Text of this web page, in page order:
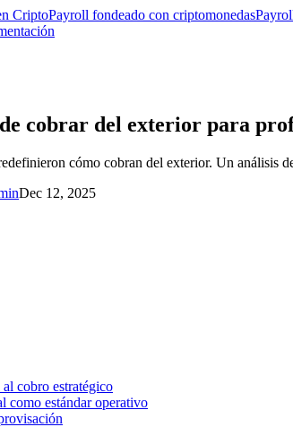
CriptoPayroll fondeado con criptomonedas
cobrar del exterior para
cómo cobran del exterior. Un análisis
Dec 12, 2025
cobro estratégico
como estándar operativo